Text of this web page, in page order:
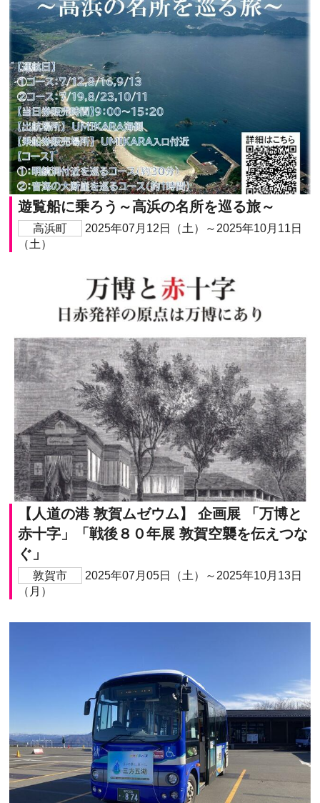
遊覧船に乗ろう～高浜の名所を巡る旅～
高浜町
2025年07月12日（土）～2025年10月11日
（土）
【人道の港 敦賀ムゼウム】 企画展 「万博と
赤十字」「戦後８０年展 敦賀空襲を伝えつな
ぐ」
敦賀市
2025年07月05日（土）～2025年10月13日
（月）